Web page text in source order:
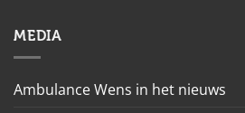
MEDIA
Ambulance Wens in het nieuws